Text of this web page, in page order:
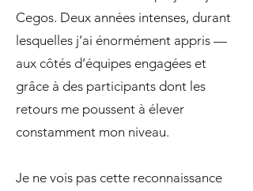
Cegos. Deux années intenses, durant
lesquelles j’ai énormément appris —
aux côtés d’équipes engagées et
grâce à des participants dont les
retours me poussent à élever
constamment mon niveau.
Je ne vois pas cette reconnaissance